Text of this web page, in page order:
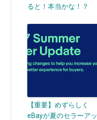
ると！本当かな！？
【重要】めずらしく
eBayが夏のセラーアッ